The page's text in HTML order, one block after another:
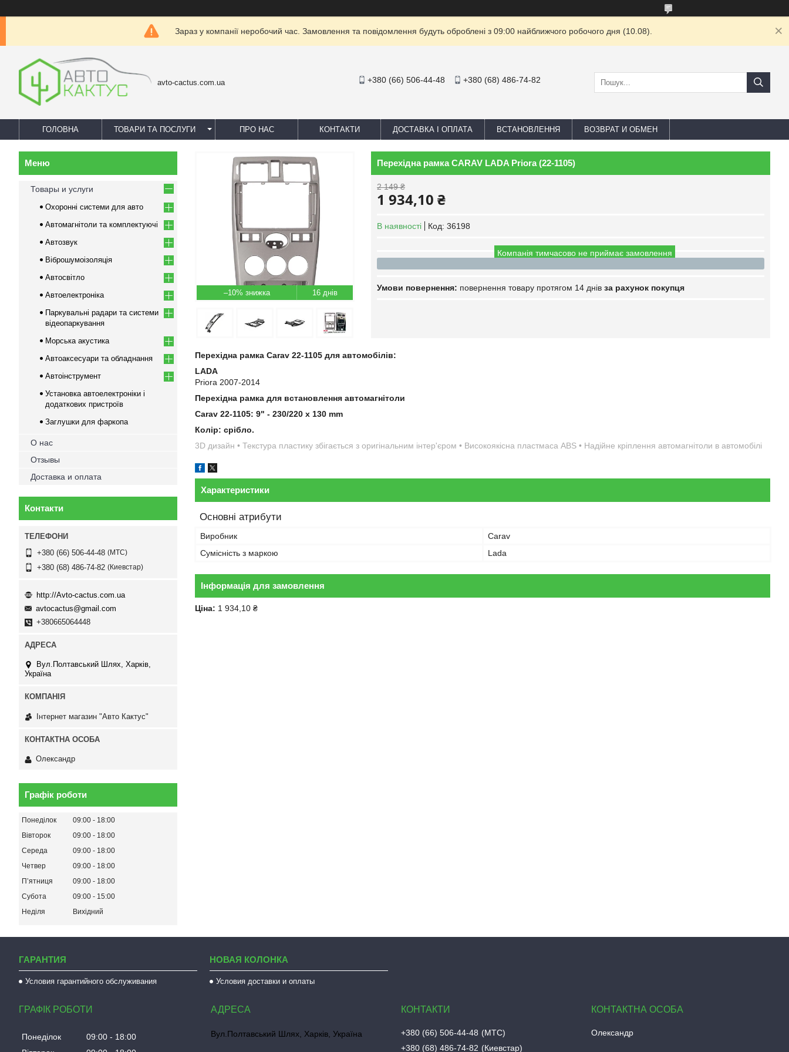
Зараз у компанії неробочий час. Замовлення та повідомлення будуть оброблені з 09:00 найближчого робочого дня (10.08).
avto-cactus.com.ua +380 (66) 506-44-48 +380 (68) 486-74-82
ГОЛОВНА ТОВАРИ ТА ПОСЛУГИ ПРО НАС КОНТАКТИ ДОСТАВКА І ОПЛАТА ВСТАНОВЛЕННЯ ВОЗВРАТ И ОБМЕН
–10% 16 днів
Перехідна рамка CARAV LADA Priora (22-1105)
2 149 ₴
1 934,10 ₴
В наявності Код: 36198
Компанія тимчасово не приймає замовлення
повернення товару протягом 14 днів за рахунок покупця
Перехідна рамка Carav 22-1105 для автомобілів:
LADA
Priora 2007-2014
Перехідна рамка для встановлення автомагнітоли
Carav 22-1105: 9" - 230/220 x 130 mm
Колір: срібло.
3D дизайн • Текстура пластику збігається з оригінальним інтер'єром • Високоякісна пластмаса ABS • Надійне кріплення автомагнітоли в автомобілі
Характеристики
Основні атрибути
Виробник
Carav
Сумісність з маркою
Lada
Інформація для замовлення
Ціна: 1 934,10 ₴
Товары и услуги
Охоронні системи для авто
Автомагнітоли та комплектуючі
Автозвук
Віброшумоізоляція
Автосвітло
Автоелектроніка
Паркувальні радари та системи
відеопаркування
Морська акустика
Автоаксесуари та обладнання
Автоінструмент
Установка автоелектроніки і
додаткових пристроїв
Заглушки для фаркопа
О нас
Отзывы
Доставка и оплата
Контакти
+380 (66) 506-44-48 МТС
+380 (68) 486-74-82 Киевстар
http://Avto-cactus.com.ua
avtocactus@gmail.com
+380665064448
Вул.Полтавський Шлях, Харків,
Україна
Інтернет магазин "Авто Кактус"
Олександр
Графік роботи
Понеділок 09:00
18:00
Вівторок
09:00
18:00
Середа
09:00
18:00
Четвер
09:00
18:00
Пʼятниця
09:00
18:00
Субота
09:00
15:00
Неділя
Вихідний
ГАРАНТИЯ
Условия гарантийного обслуживания
НОВАЯ КОЛОНКА
Условия доставки и оплаты
ГРАФІК РОБОТИ
Понеділок 09:00
18:00
Вул.Полтавський Шлях, Харків, Україна +380 (66) 506-44-48
МТС
+380 (68) 486-74-82
Киевстар
Олександр